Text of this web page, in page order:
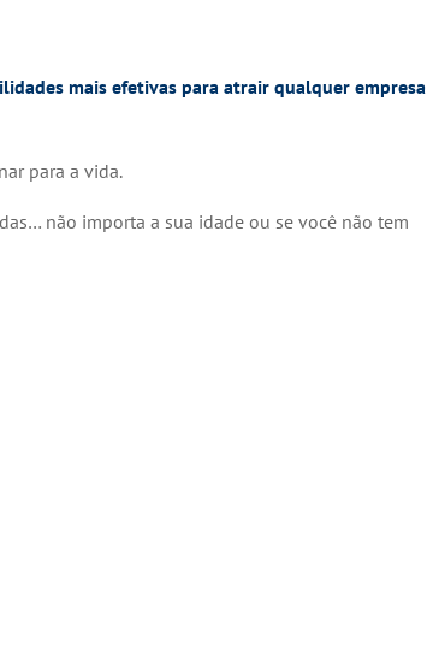
mais efetivas para atrair qualquer empresa
para a vida.
não importa a sua idade ou se você não tem